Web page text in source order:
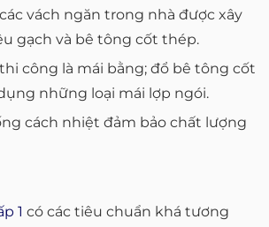
vách ngăn trong nhà được xây
gạch và bê tông cốt thép.
công là mái bằng; đổ bê tông cốt
những loại mái lợp ngói.
cách nhiệt đảm bảo chất lượng
1 có các tiêu chuẩn khá tương